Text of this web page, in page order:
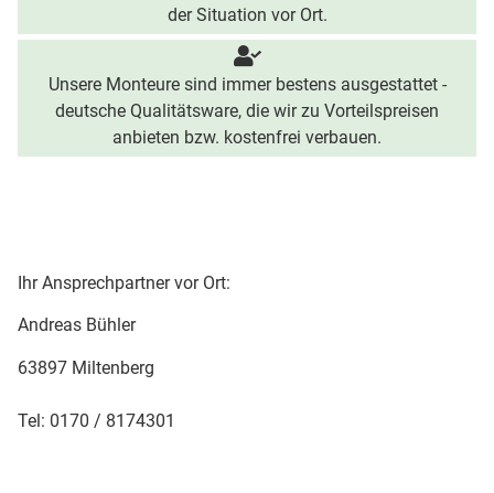
der Situation vor Ort.
Unsere Monteure sind immer bestens ausgestattet -
deutsche Qualitätsware, die wir zu Vorteilspreisen
anbieten bzw. kostenfrei verbauen.
Ihr Ansprechpartner vor Ort:
Andreas Bühler
63897 Miltenberg
Tel: 0170 / 8174301